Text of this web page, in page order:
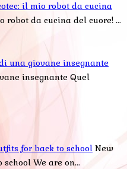
il mio robot da cucina
robot da cucina del cuore! ...
una giovane insegnante
insegnante Quel
for back to school New
We are on...